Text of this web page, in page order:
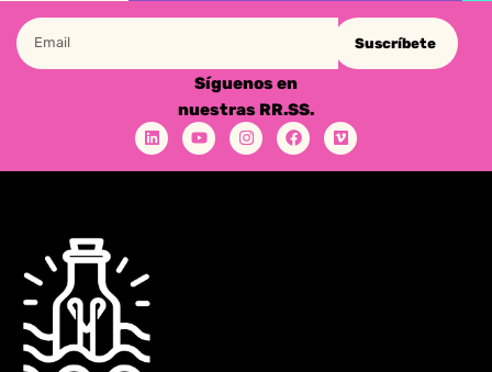
Suscríbete
Síguenos en
nuestras RR.SS.